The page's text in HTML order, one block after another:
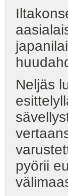
Neljäs
pyörii